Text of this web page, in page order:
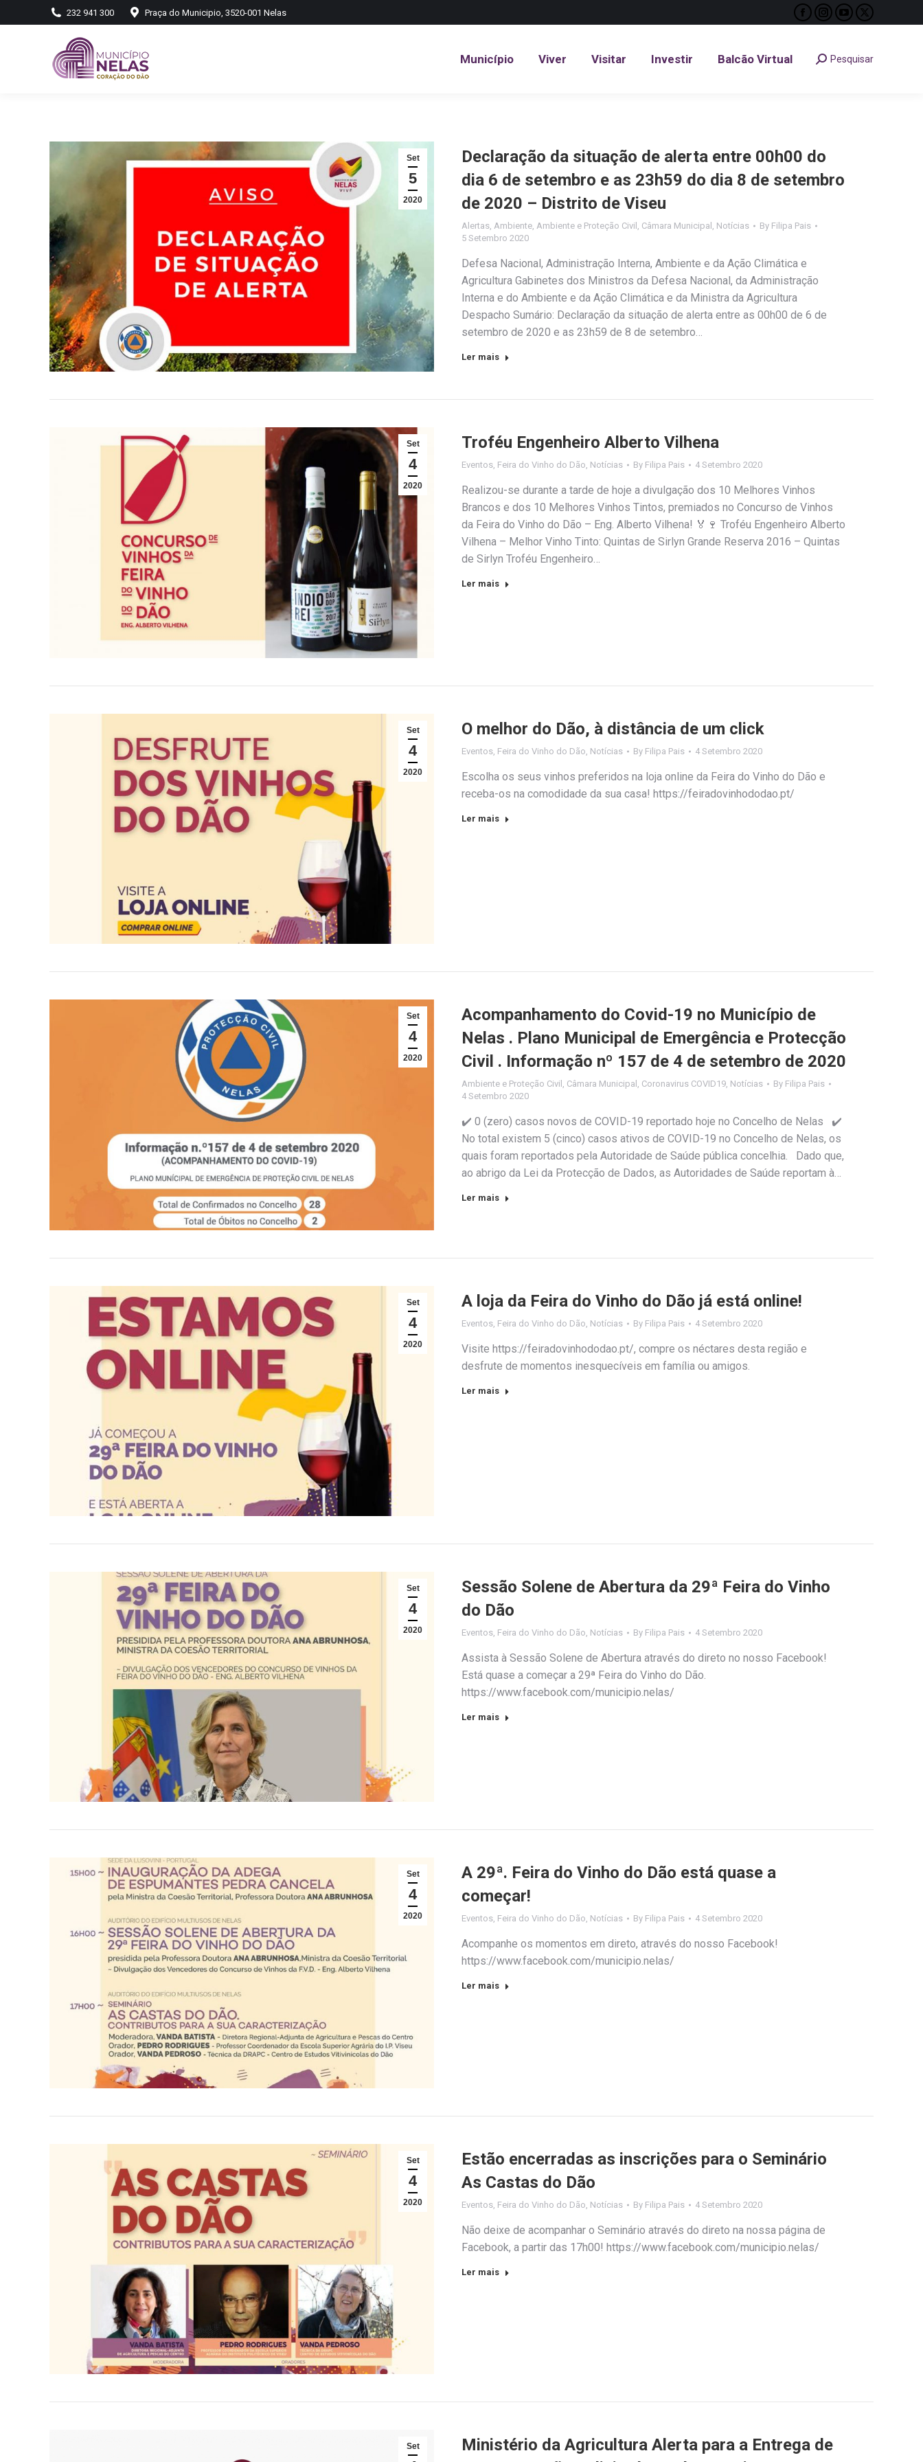
232 941 300 Praça do Municipio, 3520-001 Nelas
Facebook
opens
Instagram
opens
YouTube
opens
X
opens
Município Viver Visitar Investir Balcão Virtual Search:Pesquisar
Set
5
2020
Declaração da situação de alerta entre 00h00 do
dia 6 de setembro e as 23h59 do dia 8 de setembro
de 2020 – Distrito de Viseu
Alertas, Ambiente, Ambiente e Proteção Civil , Câmara Municipal , Notícias By Filipa Pais
5 Setembro 2020
Defesa Nacional, Administração Interna, Ambiente e da Ação Climática e
Agricultura Gabinetes dos Ministros da Defesa Nacional, da Administração
Interna e do Ambiente e da Ação Climática e da Ministra da Agricultura
Despacho Sumário: Declaração da situação de alerta entre as 00h00 de 6 de
setembro de 2020 e as 23h59 de 8 de setembro…
Ler mais
Set
4
2020
Troféu Engenheiro Alberto Vilhena
Eventos, Feira do Vinho do Dão, Notícias By Filipa Pais 4 Setembro 2020
Realizou-se durante a tarde de hoje a divulgação dos 10 Melhores Vinhos
Brancos e dos 10 Melhores Vinhos Tintos, premiados no Concurso de Vinhos
da Feira do Vinho do Dão – Eng. Alberto Vilhena! 🏅🍷 Troféu Engenheiro Alberto
Vilhena – Melhor Vinho Tinto: Quintas de Sirlyn Grande Reserva 2016 – Quintas
de Sirlyn Troféu Engenheiro…
Ler mais
Set
4
2020
O melhor do Dão, à distância de um click
Eventos Feira do Vinho do Dão Notícias By Filipa Pais 4 Setembro 2020
Escolha os seus vinhos preferidos na loja online da Feira do Vinho do Dão e
receba-os na comodidade da sua casa! https://feiradovinhododao.pt/
Ler mais
Set
4
2020
Acompanhamento do Covid-19 no Município de
Nelas . Plano Municipal de Emergência e Protecção
Civil . Informação nº 157 de 4 de setembro de 2020
Ambiente e Proteção Civil , Câmara Municipal , Coronavirus COVID19, Notícias By Filipa Pais
4 Setembro 2020
✔️ 0 (zero) casos novos de COVID-19 reportado hoje no Concelho de Nelas ✔️
No total existem 5 (cinco) casos ativos de COVID-19 no Concelho de Nelas, os
quais foram reportados pela Autoridade de Saúde pública concelhia. Dado que,
ao abrigo da Lei da Protecção de Dados, as Autoridades de Saúde reportam à…
Ler mais
Set
4
2020
A loja da Feira do Vinho do Dão já está online!
Eventos Feira do Vinho do Dão Notícias By Filipa Pais 4 Setembro 2020
Visite https://feiradovinhododao.pt/, compre os néctares desta região e
desfrute de momentos inesquecíveis em família ou amigos.
Ler mais
Set
4
2020
Sessão Solene de Abertura da 29ª Feira do Vinho
do Dão
Eventos Feira do Vinho do Dão Notícias By Filipa Pais 4 Setembro 2020
Assista à Sessão Solene de Abertura através do direto no nosso Facebook!
Está quase a começar a 29ª Feira do Vinho do Dão.
https://www.facebook.com/municipio.nelas/
Ler mais
Set
4
2020
A 29ª. Feira do Vinho do Dão está quase a
começar!
Eventos, Feira do Vinho do Dão, Notícias By Filipa Pais 4 Setembro 2020
Acompanhe os momentos em direto, através do nosso Facebook!
https://www.facebook.com/municipio.nelas/
Ler mais
Set
4
2020
Estão encerradas as inscrições para o Seminário
As Castas do Dão
Eventos Feira do Vinho do Dão Notícias By Filipa Pais 4 Setembro 2020
Não deixe de acompanhar o Seminário através do direto na nossa página de
Facebook, a partir das 17h00! https://www.facebook.com/municipio.nelas/
Ler mais
Set
Ministério da Agricultura Alerta para a Entrega de
Município Viver Visitar Investir Balcão Virtual Search:
Pesquisar